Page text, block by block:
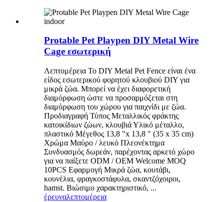
Protable Pet Playpen DIY Metal Wire
Cage εσωτερική
Λεπτομέρεια Το DIY Metal Pet Fence είναι ένα
είδος εσωτερικού φορητού κλουβιού DIY για
μικρά ζώα. Μπορεί να έχει διαφορετική
διαμόρφωση ώστε να προσαρμόζεται στη
διαμόρφωση του χώρου για παιχνίδι με ζώα.
Προδιαγραφή Τύπος Μεταλλικός φράκτης
κατοικίδιων ζώων, κλουβιά Υλικό μέταλλο,
πλαστικό Μέγεθος 13,8 "x 13,8 ″ (35 x 35 cm)
Χρώμα Μαύρο / λευκό Πλεονέκτημα
Συνδυασμός δωρεάν, παρέχοντας αρκετό χώρο
για να παίξετε ODM / OEM Welcome MOQ
10PCS Εφαρμογή Μικρά ζώα, κουτάβι,
κουνέλια, φραγκοστάφυλα, σκαντζόχοιροι,
hamst. Βιώσιμο χαρακτηριστικό, ...
έρευναλεπτομέρεια